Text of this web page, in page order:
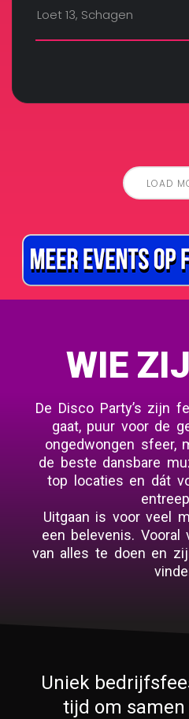
Loet 13, Schagen
LOAD
WIE
De Disco Party’s zijn
gaat, puur voor de
ongedwongen sfeer,
de beste dansbare
top locaties en dát
Uitgaan is voor veel
een belevenis.
van alles te doen en
Uniek
tijd om